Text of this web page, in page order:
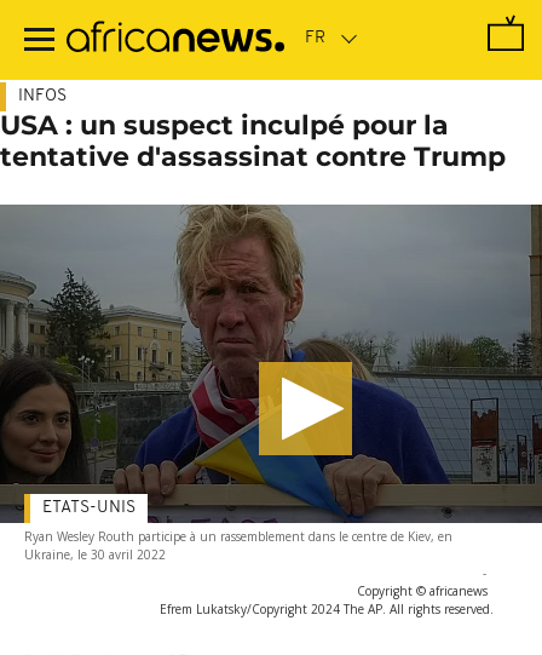
contenu
INFOS
USA : un suspect inculpé pour la
tentative d'assassinat contre Trump
Ryan Wesley Routh participe à un rassemblement dans le centre de Kiev, en
Ukraine, le 30 avril 2022
-
Copyright © africanews
Efrem Lukatsky/Copyright 2024 The AP. All rights reserved.
ETATS-UNIS